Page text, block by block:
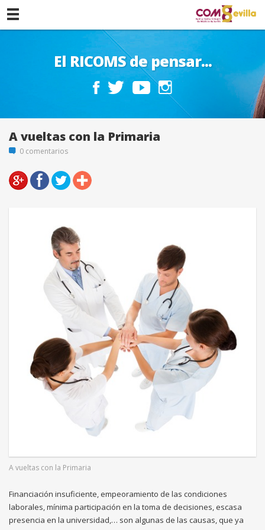
El RICOMS de pensar...
A vueltas con la Primaria
0 comentarios
A vueltas con la Primaria
Financiación insuficiente, empeoramiento de las condiciones
laborales, mínima participación en la toma de decisiones, escasa
presencia en la universidad,… son algunas de las causas, que ya